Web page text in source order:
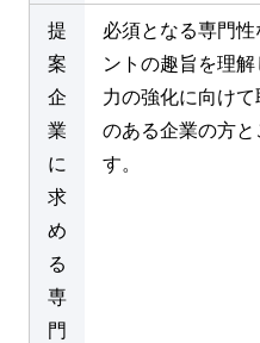
提
案
企
業
に
求
め
る
専
門
必須となる専門
ントの趣旨を理
力の強化に向け
のある企業の方と
す。